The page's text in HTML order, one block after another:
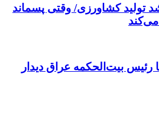
تولید کشاورزی/ وقتی پسماند
رئیس بیت‌الحکمه عراق دیدار